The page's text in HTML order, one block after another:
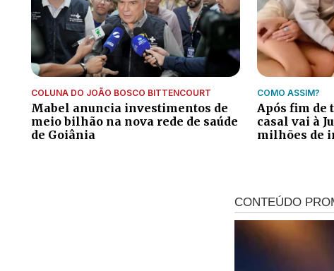
COLUNA DO JOÃO BOSCO BITTENCOURT
Mabel anuncia investimentos de
meio bilhão na nova rede de saúde
de Goiânia
COMO ASSIM?
Após fim de
casal vai à
milhões de